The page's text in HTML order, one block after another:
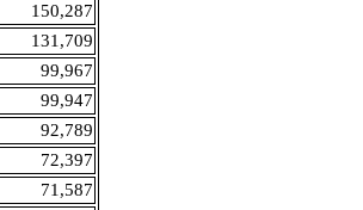
150,287
131,709
99,967
99,947
92,789
72,397
71,587